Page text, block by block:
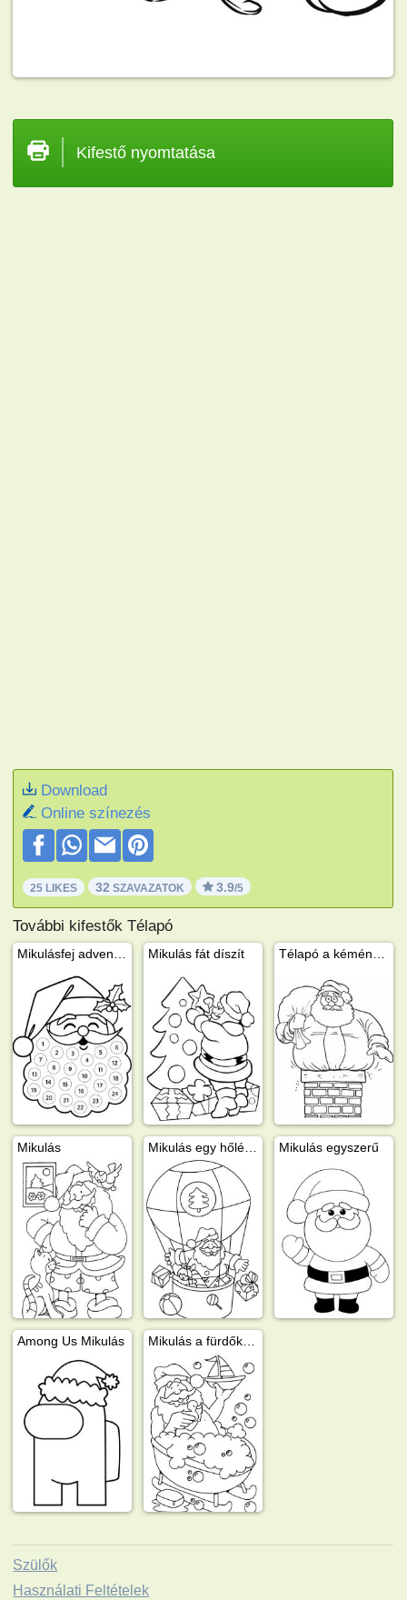
Kifestő nyomtatása
Download
Online színezés
25 LIKES 32 SZAVAZATOK 3.9/5
További kifestők Télapó
Mikulás fát díszít
Mikulás Mikulás egyszerű
Among Us Mikulás
Szülők
Használati Feltételek